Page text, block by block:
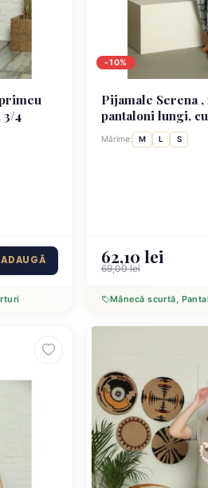
4
ADAUGĂ
-10%
Pijamale Serena
pantaloni lungi,
imprimeu ursulet
Mărime: M L S
62,10 lei
69,00 lei
Mânecă scurtă,